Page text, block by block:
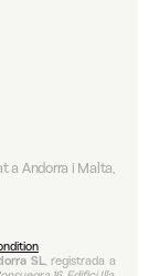
a Andorra i Malta,
SL, registrada a